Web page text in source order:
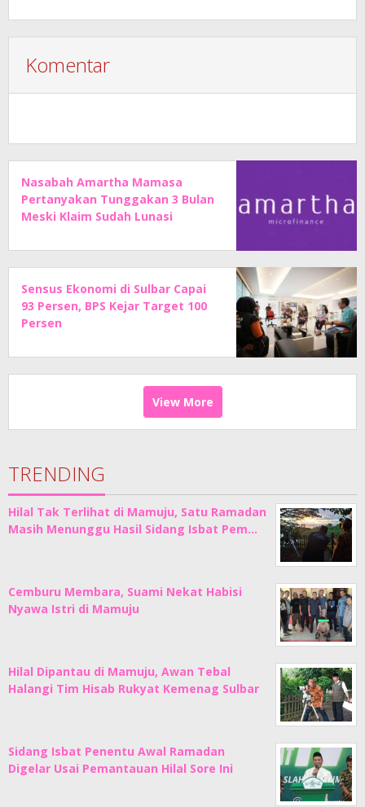
Komentar
Nasabah Amartha Mamasa
Pertanyakan Tunggakan 3 Bulan
Meski Klaim Sudah Lunasi
Sensus Ekonomi di Sulbar Capai
93 Persen, BPS Kejar Target 100
Persen
View More
TRENDING
Hilal Tak Terlihat di Mamuju, Satu Ramadan
Masih Menunggu Hasil Sidang Isbat Pem…
Cemburu Membara, Suami Nekat Habisi
Nyawa Istri di Mamuju
Hilal Dipantau di Mamuju, Awan Tebal
Halangi Tim Hisab Rukyat Kemenag Sulbar
Sidang Isbat Penentu Awal Ramadan
Digelar Usai Pemantauan Hilal Sore Ini